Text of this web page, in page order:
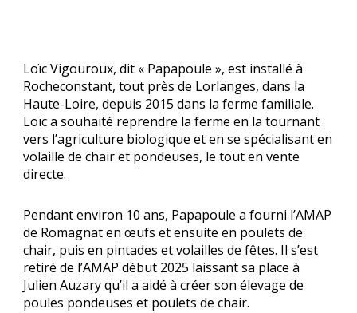
Loïc Vigouroux, dit « Papapoule », est installé à
Rocheconstant, tout près de Lorlanges, dans la
Haute-Loire, depuis 2015 dans la ferme familiale.
Loïc a souhaité reprendre la ferme en la tournant
vers l’agriculture biologique et en se spécialisant en
volaille de chair et pondeuses, le tout en vente
directe.
Pendant environ 10 ans, Papapoule a fourni l’AMAP
de Romagnat en œufs et ensuite en poulets de
chair, puis en pintades et volailles de fêtes. Il s’est
retiré de l’AMAP début 2025 laissant sa place à
Julien Auzary qu’il a aidé à créer son élevage de
poules pondeuses et poulets de chair.